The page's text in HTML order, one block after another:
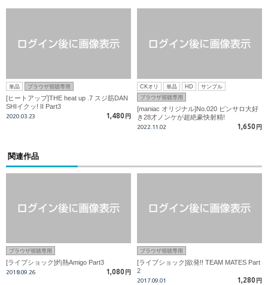
単品 ブラウザ視聴専用
[ヒートアップ]THE heat up .7 スジ筋DAN
SHIイクッ! II Part3
2020.03.23 1,480 円
CKオリ 単品 HD
サンプル
ブラウザ視聴専用
[maniac オリジナル]No.020 ピンサロ大好
き28才ノンケが超絶豪快射精!
2022.11.02 1,650 円
関連作品
ブラウザ視聴専用
[ライブショック]灼熱Amigo Part3
2018.09.26 1,080 円
ブラウザ視聴専用
[ライブショック]欲発!! TEAM MATES Part
2
2017.09.01 1,280 円